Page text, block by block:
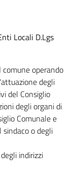
Locali D.Lgs
operando
degli
del Consiglio
degli organi di
Comunale e
o degli
indirizzi